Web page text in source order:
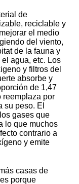
de
reciclable y
el medio
del viento,
de la fauna y
agua, etc. Los
y filtros del
absorbe y
de 1,47
reemplaza por
su peso. El
gases que
lo que muchos
contrario a
y emite
casas de
porque